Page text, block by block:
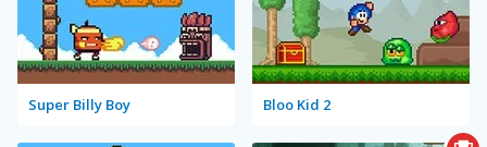
Super Billy Boy Bloo Kid 2